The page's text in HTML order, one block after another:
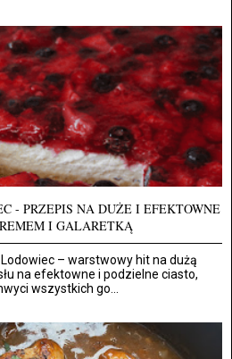
- PRZEPIS NA DUŻE I EFEKTOWNE
I GALARETKĄ
– warstwowy hit na dużą
na efektowne i podzielne ciasto,
wszystkich go...